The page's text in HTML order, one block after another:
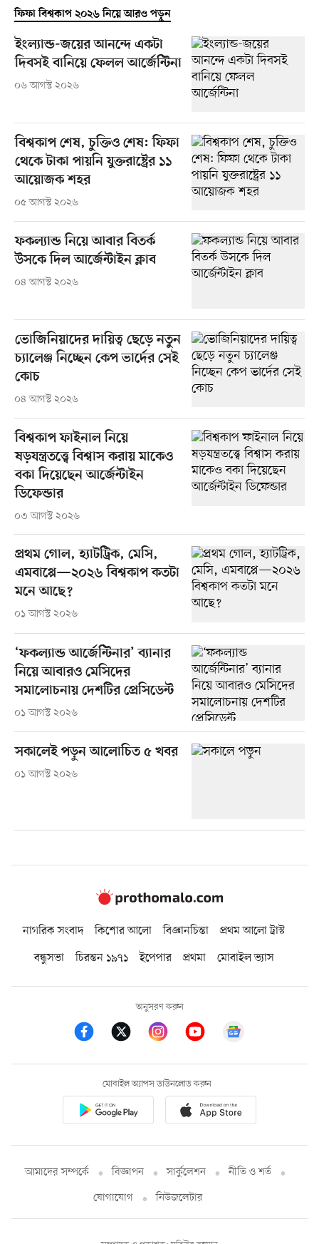
ফিফা বিশ্বকাপ ২০২৬ নিয়ে আরও পড়ুন
ইংল্যান্ড-জয়ের আনন্দে একটা
দিবসই বানিয়ে ফেলল আর্জেন্টিনা
০৬ আগস্ট ২০২৬
বিশ্বকাপ শেষ, চুক্তিও শেষ: ফিফা
থেকে টাকা পায়নি যুক্তরাষ্ট্রের ১১
আয়োজক শহর
০৫ আগস্ট ২০২৬
ফকল্যান্ড নিয়ে আবার বিতর্ক
উসকে দিল আর্জেন্টাইন ক্লাব
০৪ আগস্ট ২০২৬
ভোজিনিয়াদের দায়িত্ব ছেড়ে নতুন
চ্যালেঞ্জ নিচ্ছেন কেপ ভার্দের সেই
কোচ
০৪ আগস্ট ২০২৬
বিশ্বকাপ ফাইনাল নিয়ে
ষড়যন্ত্রতত্ত্বে বিশ্বাস করায় মাকেও
বকা দিয়েছেন আর্জেন্টাইন
ডিফেন্ডার
০৩ আগস্ট ২০২৬
প্রথম গোল, হ্যাটট্রিক, মেসি,
এমবাপ্পে—২০২৬ বিশ্বকাপ কতটা
মনে আছে?
০১ আগস্ট ২০২৬
‘ফকল্যান্ড আর্জেন্টিনার’ ব্যানার
নিয়ে আবারও মেসিদের
সমালোচনায় দেশটির প্রেসিডেন্ট
০১ আগস্ট ২০২৬
সকালেই পড়ুন আলোচিত ৫ খবর
০১ আগস্ট ২০২৬
নাগরিক সংবাদ কিশোর আলো বিজ্ঞানচিন্তা
প্রথম আলো ট্রাস্ট
বন্ধুসভা
চিরন্তন ১৯৭১ ইপেপার প্রথমা মোবাইল ভ্যাস
অনুসরণ করুন
মোবাইল অ্যাপস ডাউনলোড করুন
আমাদের সম্পর্কে বিজ্ঞাপন সার্কুলেশন
নীতি ও শর্ত
যোগাযোগ
নিউজলেটার